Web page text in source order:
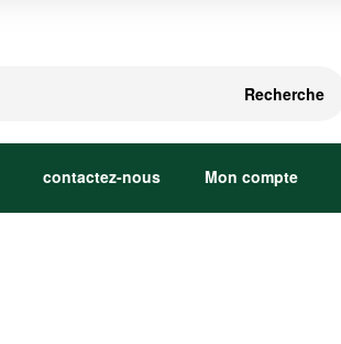
Recherche
contactez-nous Mon compte